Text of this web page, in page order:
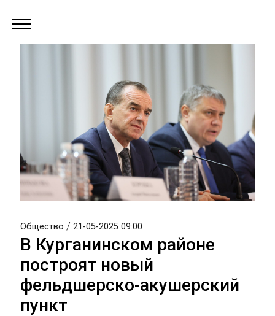
Общество / 21-05-2025 09:00
В Курганинском районе
построят новый
фельдшерско-акушерский
пункт